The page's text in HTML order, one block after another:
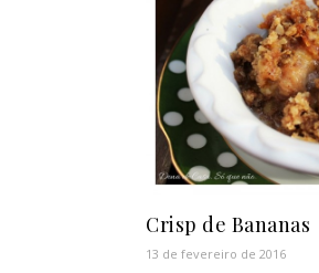
Crisp de Bananas
13 de fevereiro de 2016